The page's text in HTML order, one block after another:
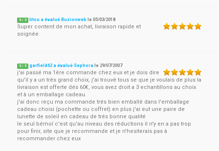
5 / 5 titou a évalué Buzionweb le05/03/2018
Super content de mon achat, livraison rapide et
soignée
5 / 5 garfield62 a évalué Sephora le 29/07/2007
j'ai passé ma 1ère commande chez eux et je dois dire
qu'il y a un trés grand choix, j'ai trouvé tous se que je voulais de plus la
livraison est offerte dés 60€, vous avez droit a 3 echantillons au choix
et à un emballage cadeau.
j'ai donc reçu ma commande trés bien emballé dans l'emballage
cadeau choisi (pochette ou coffret) en plus j'ai eut une paire de
lunette de soleil en cadeau de trés bonne qualité
le seul bémol c'est qu'au niveau des réductions il n'y en a pas trop
pour finir, site que je recommande et je n'hesiterais pas à
recommander chez eux